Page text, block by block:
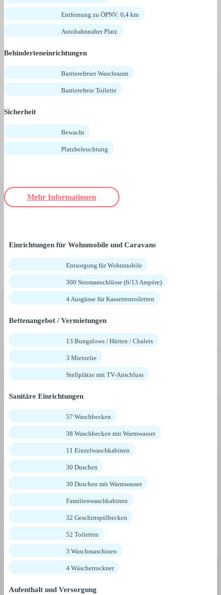
Entfernung zu ÖPNV: 0,4 km
Autobahnnaher Platz
Behinderteneinrichtungen
Barrierefreier Waschraum
Barrierefreie Toilette
Sicherheit
Bewacht
Platzbeleuchtung
Mehr Informationen
Einrichtungen für Wohnmobile und Caravans
Entsorgung für Wohnmobile
300 Stromanschlüsse (6/13 Ampère)
4 Ausgüsse für Kassettentoiletten
Bettenangebot / Vermietungen
13 Bungalows / Hütten / Chalets
3 Mietzelte
Stellplätze mit TV-Anschluss
Sanitäre Einrichtungen
57 Waschbecken
38 Waschbecken mit Warmwasser
11 Einzelwaschkabinen
30 Duschen
30 Duschen mit Warmwasser
Familienwaschkabinen
32 Geschirrspülbecken
52 Toiletten
3 Waschmaschinen
4 Wäschetrockner
Aufenthalt und Versorgung